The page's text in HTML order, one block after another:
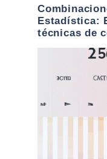
Estadística:
técnicas de